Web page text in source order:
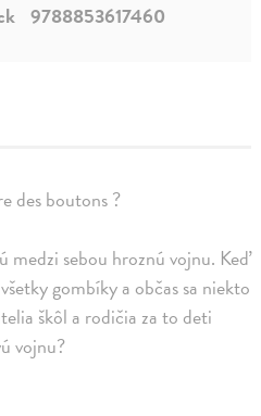
des boutons ?
medzi sebou hroznú vojnu. Keď
gombíky a občas sa niekto
škôl a rodičia za to deti
vojnu?
9788853617460